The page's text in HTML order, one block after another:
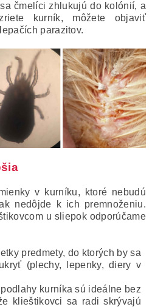
čmelíci zhlukujú do kolónií, a
kurník, môžete objaviť
parazitov.
v kurníku, ktoré nebudú
nedôjde k ich premnoženiu.
u sliepok odporúčame
predmety, do ktorých by sa
(plechy, lepenky, diery v
kurníka sú ideálne bez
klieštikovci sa radi skrývajú